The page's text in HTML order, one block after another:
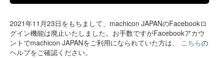
2021年11月23日をもちまして、machicon JAPANのFacebookロ
グイン機能は廃止いたしました。お手数ですがFacebookアカウ
ントでmachicon JAPANをご利用になられていた方は、 こちらの
ヘルプをご確認ください。